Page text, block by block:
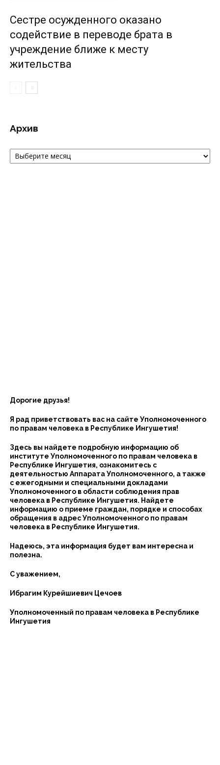
Сестре осужденного оказано
содействие в переводе брата в
учреждение ближе к месту
жительства
Архив
Архив
Дорогие друзья!
Я рад приветствовать вас на сайте Уполномоченного
по правам человека в Республике Ингушетия!
Здесь вы найдете подробную информацию об
институте Уполномоченного по правам человека в
Республике Ингушетия, ознакомитесь с
деятельностью Аппарата Уполномоченного, а также
с ежегодными и специальными докладами
Уполномоченного в области соблюдения прав
человека в Республике Ингушетия. Найдете
информацию о приеме граждан, порядке и способах
обращения в адрес Уполномоченного по правам
человека в Республике Ингушетия.
Надеюсь, эта информация будет вам интересна и
полезна.
С уважением,
Ибрагим Курейшиевич Цечоев
Уполномоченный по правам человека в Республике
Ингушетия